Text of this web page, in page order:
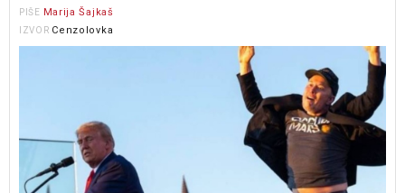
PIŠE Marija Šajkaš
IZVOR Cenzolovka